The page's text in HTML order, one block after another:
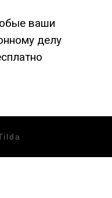
ваши
делу